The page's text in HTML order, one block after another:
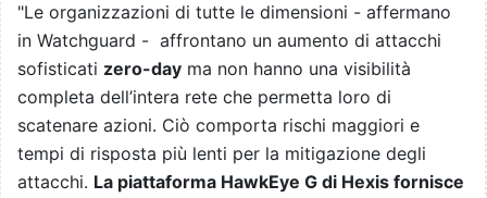
"Le organizzazioni di tutte le dimensioni - affermano
in Watchguard - affrontano un aumento di attacchi
sofisticati zero-day ma non hanno una visibilità
completa dell’intera rete che permetta loro di
scatenare azioni. Ciò comporta rischi maggiori e
tempi di risposta più lenti per la mitigazione degli
attacchi. La piattaforma HawkEye G di Hexis fornisce